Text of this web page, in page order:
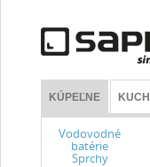
KÚPEĽNE
Vodovodné
batérie
Sprchy